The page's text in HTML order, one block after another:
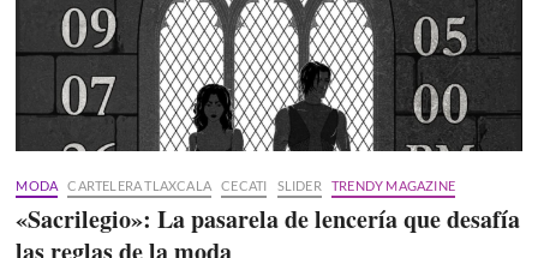
MODA CARTELERA TLAXCALA CECATI SLIDER TRENDY MAGAZINE
«Sacrilegio»: La pasarela de lencería que desafía